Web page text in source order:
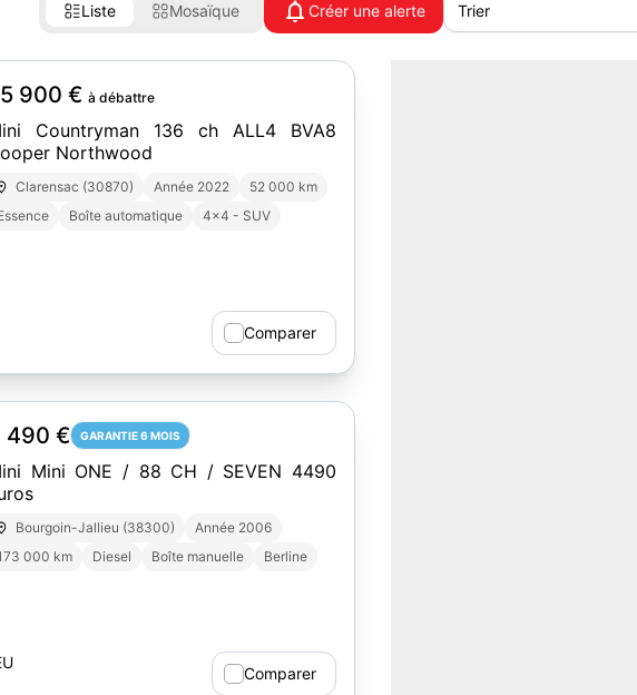
Liste Mosaïque Créer une alerte
900 € à débattre
Countryman 136 ch ALL4 BVA8
Northwood
Clarensac (30870) Année 2022
52 000 km
Boîte automatique 4x4 - SUV
Comparer
490 € GARANTIE 6 MOIS
Mini ONE / 88 CH / SEVEN 4490
Bourgoin-Jallieu (38300)
Année 2006
000 km
Diesel Boîte manuelle Berline
Comparer